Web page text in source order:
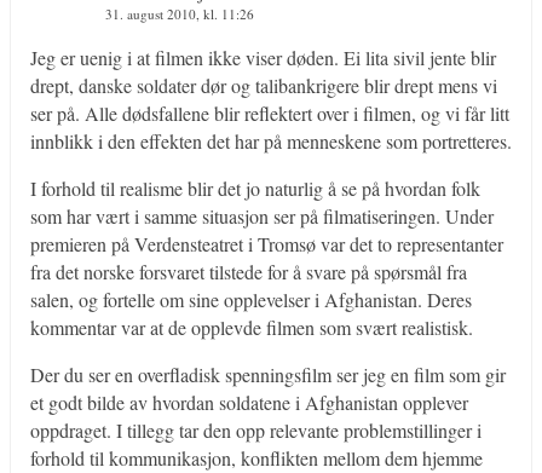
31. august 2010, kl. 11:26
Jeg er uenig i at filmen ikke viser døden. Ei lita sivil jente blir
drept, danske soldater dør og talibankrigere blir drept mens vi
ser på. Alle dødsfallene blir reflektert over i filmen, og vi får litt
innblikk i den effekten det har på menneskene som portretteres.
I forhold til realisme blir det jo naturlig å se på hvordan folk
som har vært i samme situasjon ser på filmatiseringen. Under
premieren på Verdensteatret i Tromsø var det to representanter
fra det norske forsvaret tilstede for å svare på spørsmål fra
salen, og fortelle om sine opplevelser i Afghanistan. Deres
kommentar var at de opplevde filmen som svært realistisk.
Der du ser en overfladisk spenningsfilm ser jeg en film som gir
et godt bilde av hvordan soldatene i Afghanistan opplever
oppdraget. I tillegg tar den opp relevante problemstillinger i
forhold til kommunikasjon, konflikten mellom dem hjemme